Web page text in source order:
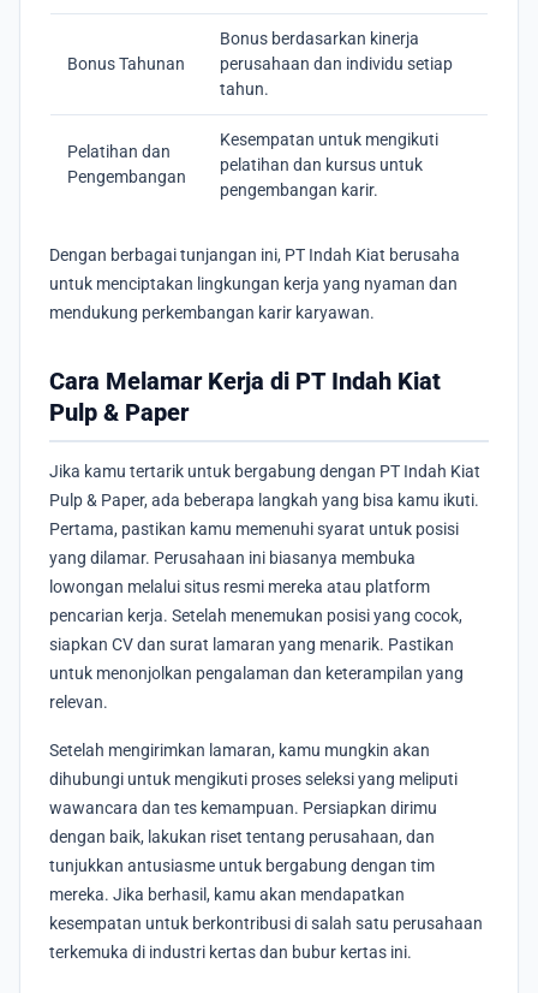
Bonus Tahunan
Bonus berdasarkan kinerja
perusahaan dan individu setiap
tahun.
Pelatihan dan
Pengembangan
Kesempatan untuk mengikuti
pelatihan dan kursus untuk
pengembangan karir.
Dengan berbagai tunjangan ini, PT Indah Kiat berusaha
untuk menciptakan lingkungan kerja yang nyaman dan
mendukung perkembangan karir karyawan.
Cara Melamar Kerja di PT Indah Kiat
Pulp & Paper
Jika kamu tertarik untuk bergabung dengan PT Indah Kiat
Pulp & Paper, ada beberapa langkah yang bisa kamu ikuti.
Pertama, pastikan kamu memenuhi syarat untuk posisi
yang dilamar. Perusahaan ini biasanya membuka
lowongan melalui situs resmi mereka atau platform
pencarian kerja. Setelah menemukan posisi yang cocok,
siapkan CV dan surat lamaran yang menarik. Pastikan
untuk menonjolkan pengalaman dan keterampilan yang
relevan.
Setelah mengirimkan lamaran, kamu mungkin akan
dihubungi untuk mengikuti proses seleksi yang meliputi
wawancara dan tes kemampuan. Persiapkan dirimu
dengan baik, lakukan riset tentang perusahaan, dan
tunjukkan antusiasme untuk bergabung dengan tim
mereka. Jika berhasil, kamu akan mendapatkan
kesempatan untuk berkontribusi di salah satu perusahaan
terkemuka di industri kertas dan bubur kertas ini.